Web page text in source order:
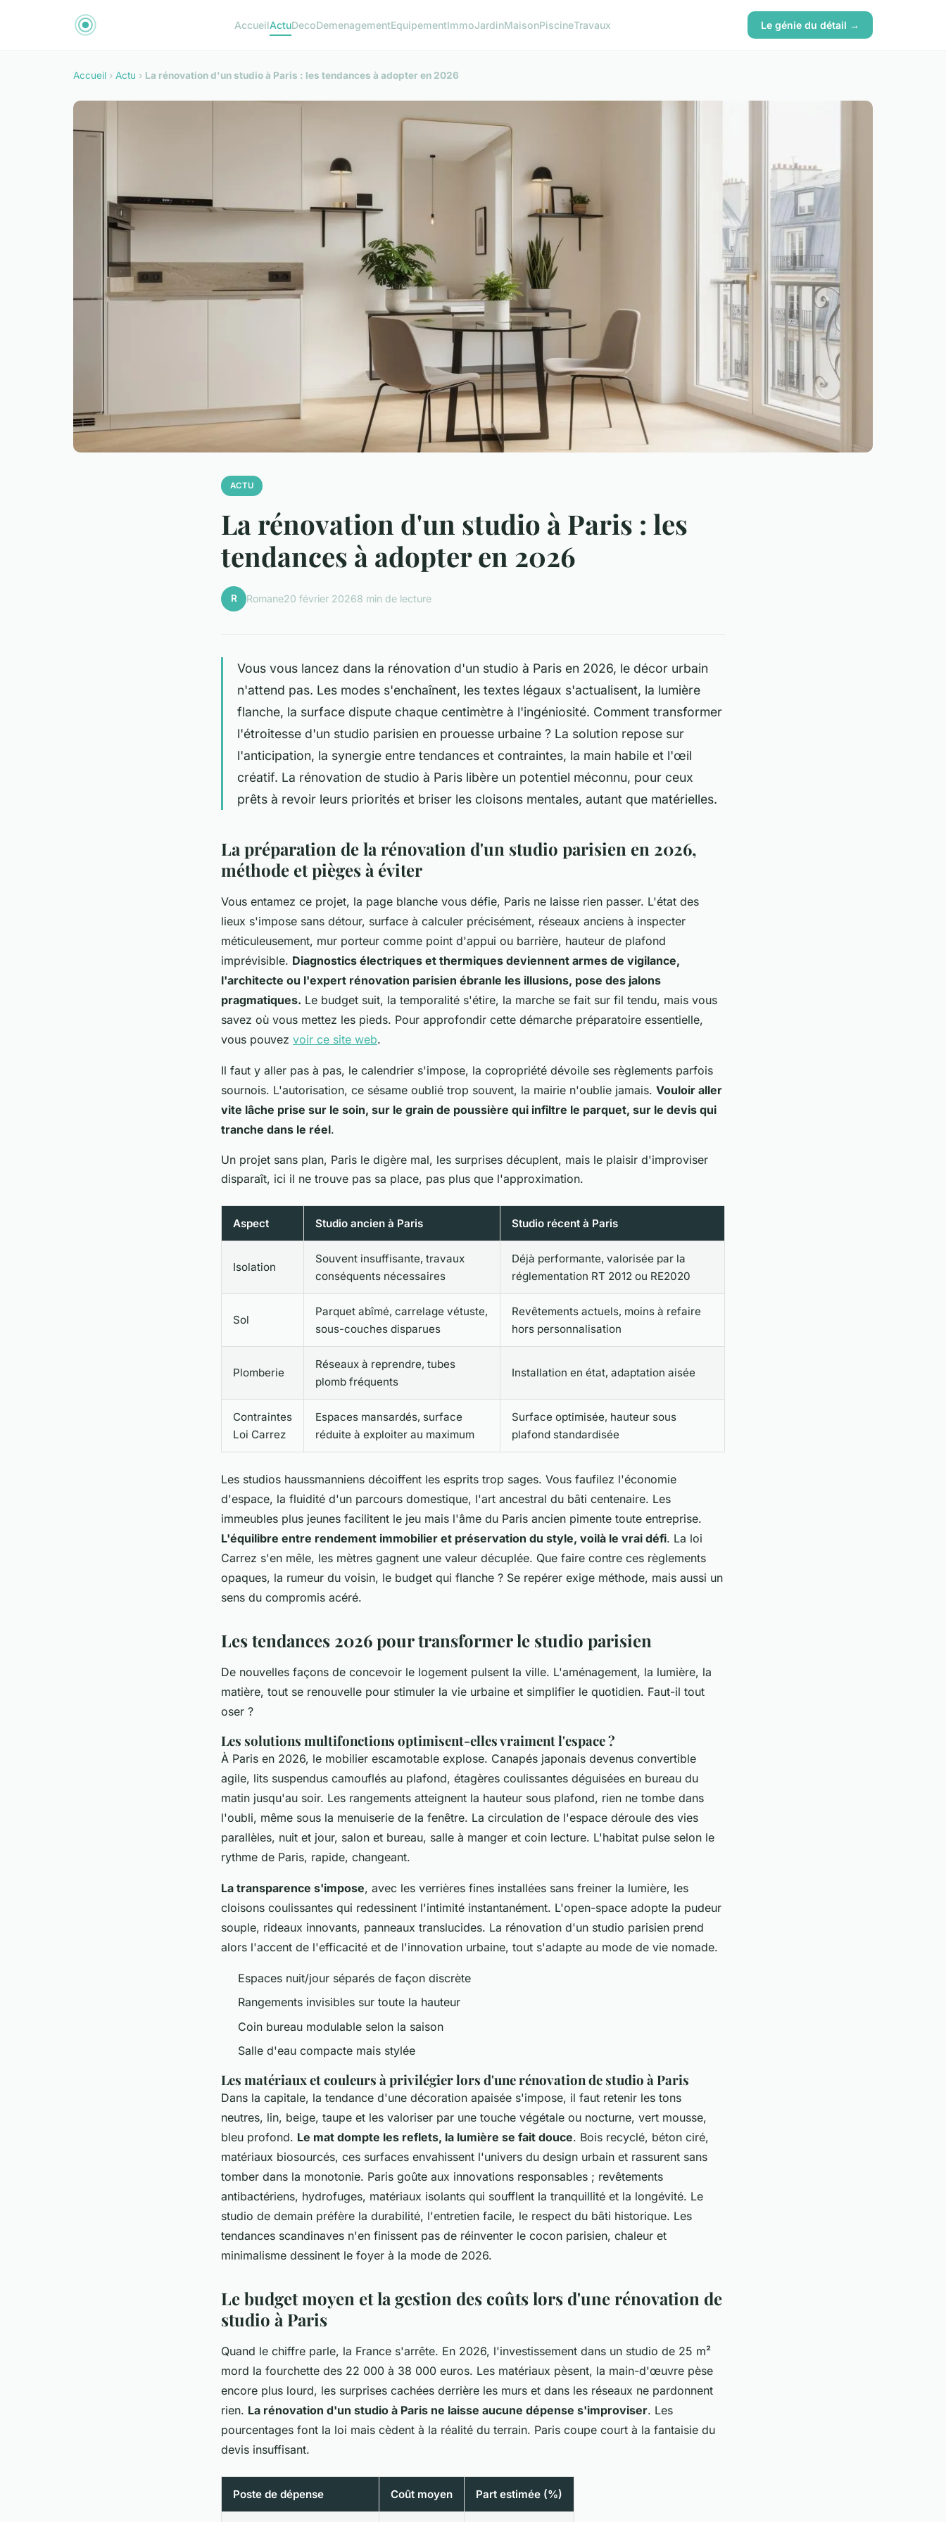
AccueilActuDecoDemenagementEquipementImmoJardinMaisonPiscineTravaux Le génie du détail →
Accueil › Actu › La rénovation d'un studio à Paris : les tendances à adopter en 2026
ACTU
La rénovation d'un studio à Paris : les
tendances à adopter en 2026
R Romane20 février 20268 min de lecture
Vous vous lancez dans la rénovation d'un studio à Paris en 2026, le décor urbain
n'attend pas. Les modes s'enchaînent, les textes légaux s'actualisent, la lumière
flanche, la surface dispute chaque centimètre à l'ingéniosité. Comment transformer
l'étroitesse d'un studio parisien en prouesse urbaine ? La solution repose sur
l'anticipation, la synergie entre tendances et contraintes, la main habile et l'œil
créatif. La rénovation de studio à Paris libère un potentiel méconnu, pour ceux
prêts à revoir leurs priorités et briser les cloisons mentales, autant que matérielles.
La préparation de la rénovation d'un studio parisien en 2026,
méthode et pièges à éviter
Vous entamez ce projet, la page blanche vous défie, Paris ne laisse rien passer. L'état des
lieux s'impose sans détour, surface à calculer précisément, réseaux anciens à inspecter
méticuleusement, mur porteur comme point d'appui ou barrière, hauteur de plafond
imprévisible. Diagnostics électriques et thermiques deviennent armes de vigilance,
l'architecte ou l'expert rénovation parisien ébranle les illusions, pose des jalons
pragmatiques. Le budget suit, la temporalité s'étire, la marche se fait sur fil tendu, mais vous
savez où vous mettez les pieds. Pour approfondir cette démarche préparatoire essentielle,
vous pouvez voir ce site web.
Il faut y aller pas à pas, le calendrier s'impose, la copropriété dévoile ses règlements parfois
sournois. L'autorisation, ce sésame oublié trop souvent, la mairie n'oublie jamais. Vouloir aller
vite lâche prise sur le soin, sur le grain de poussière qui infiltre le parquet, sur le devis qui
tranche dans le réel.
Un projet sans plan, Paris le digère mal, les surprises décuplent, mais le plaisir d'improviser
disparaît, ici il ne trouve pas sa place, pas plus que l'approximation.
Aspect Studio ancien à Paris Studio récent à Paris
Isolation
Souvent insuffisante, travaux
conséquents nécessaires
Déjà performante, valorisée par la
réglementation RT 2012 ou RE2020
Sol
Parquet abîmé, carrelage vétuste,
sous-couches disparues
Revêtements actuels, moins à refaire
hors personnalisation
Plomberie
Réseaux à reprendre, tubes
plomb fréquents
Installation en état, adaptation aisée
Contraintes
Loi Carrez
Espaces mansardés, surface
réduite à exploiter au maximum
Surface optimisée, hauteur sous
plafond standardisée
Les studios haussmanniens décoiffent les esprits trop sages. Vous faufilez l'économie
d'espace, la fluidité d'un parcours domestique, l'art ancestral du bâti centenaire. Les
immeubles plus jeunes facilitent le jeu mais l'âme du Paris ancien pimente toute entreprise.
L'équilibre entre rendement immobilier et préservation du style, voilà le vrai défi. La loi
Carrez s'en mêle, les mètres gagnent une valeur décuplée. Que faire contre ces règlements
opaques, la rumeur du voisin, le budget qui flanche ? Se repérer exige méthode, mais aussi un
sens du compromis acéré.
Les tendances 2026 pour transformer le studio parisien
De nouvelles façons de concevoir le logement pulsent la ville. L'aménagement, la lumière, la
matière, tout se renouvelle pour stimuler la vie urbaine et simplifier le quotidien. Faut-il tout
oser ?
Les solutions multifonctions optimisent-elles vraiment l'espace ?
À Paris en 2026, le mobilier escamotable explose. Canapés japonais devenus convertible
agile, lits suspendus camouflés au plafond, étagères coulissantes déguisées en bureau du
matin jusqu'au soir. Les rangements atteignent la hauteur sous plafond, rien ne tombe dans
l'oubli, même sous la menuiserie de la fenêtre. La circulation de l'espace déroule des vies
parallèles, nuit et jour, salon et bureau, salle à manger et coin lecture. L'habitat pulse selon le
rythme de Paris, rapide, changeant.
La transparence s'impose, avec les verrières fines installées sans freiner la lumière, les
cloisons coulissantes qui redessinent l'intimité instantanément. L'open-space adopte la pudeur
souple, rideaux innovants, panneaux translucides. La rénovation d'un studio parisien prend
alors l'accent de l'efficacité et de l'innovation urbaine, tout s'adapte au mode de vie nomade.
Espaces nuit/jour séparés de façon discrète
Rangements invisibles sur toute la hauteur
Coin bureau modulable selon la saison
Salle d'eau compacte mais stylée
Les matériaux et couleurs à privilégier lors d'une rénovation de studio à Paris
Dans la capitale, la tendance d'une décoration apaisée s'impose, il faut retenir les tons
neutres, lin, beige, taupe et les valoriser par une touche végétale ou nocturne, vert mousse,
bleu profond. Le mat dompte les reflets, la lumière se fait douce. Bois recyclé, béton ciré,
matériaux biosourcés, ces surfaces envahissent l'univers du design urbain et rassurent sans
tomber dans la monotonie. Paris goûte aux innovations responsables ; revêtements
antibactériens, hydrofuges, matériaux isolants qui soufflent la tranquillité et la longévité. Le
studio de demain préfère la durabilité, l'entretien facile, le respect du bâti historique. Les
tendances scandinaves n'en finissent pas de réinventer le cocon parisien, chaleur et
minimalisme dessinent le foyer à la mode de 2026.
Le budget moyen et la gestion des coûts lors d'une rénovation de
studio à Paris
Quand le chiffre parle, la France s'arrête. En 2026, l'investissement dans un studio de 25 m²
mord la fourchette des 22 000 à 38 000 euros. Les matériaux pèsent, la main-d'œuvre pèse
encore plus lourd, les surprises cachées derrière les murs et dans les réseaux ne pardonnent
rien. La rénovation d'un studio à Paris ne laisse aucune dépense s'improviser. Les
pourcentages font la loi mais cèdent à la réalité du terrain. Paris coupe court à la fantaisie du
devis insuffisant.
Poste de dépense Coût moyen Part estimée (%)